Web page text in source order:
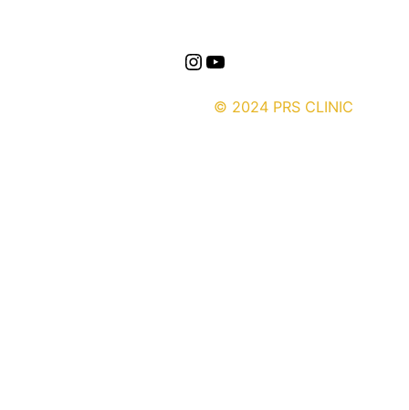
Instagram YouTube
© 2024 PRS CLINIC